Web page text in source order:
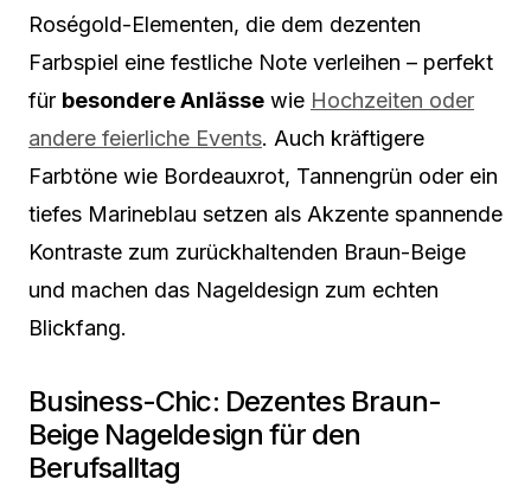
Roségold-Elementen, die dem dezenten
Farbspiel eine festliche Note verleihen – perfekt
für besondere Anlässe wie Hochzeiten oder
andere feierliche Events. Auch kräftigere
Farbtöne wie Bordeauxrot, Tannengrün oder ein
tiefes Marineblau setzen als Akzente spannende
Kontraste zum zurückhaltenden Braun-Beige
und machen das Nageldesign zum echten
Blickfang.
Business-Chic: Dezentes Braun-
Beige Nageldesign für den
Berufsalltag